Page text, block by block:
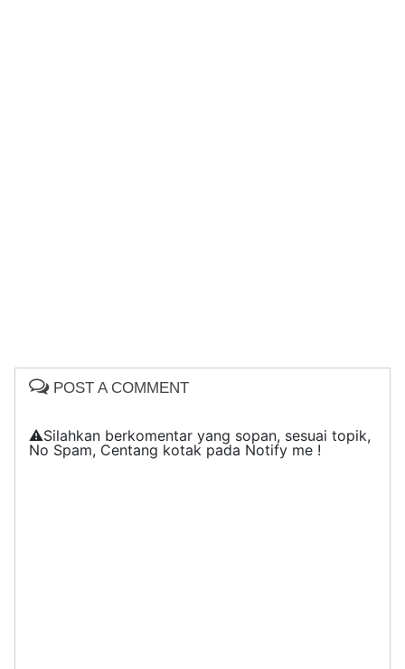
POST A COMMENT
⚠️Silahkan berkomentar yang sopan, sesuai topik,
No Spam, Centang kotak pada Notify me !